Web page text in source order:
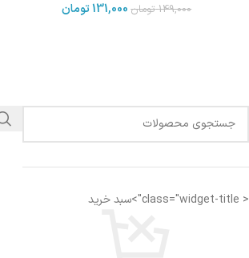
149,000 تومان 131,000تومان
< class="widget-title">سبد خرید